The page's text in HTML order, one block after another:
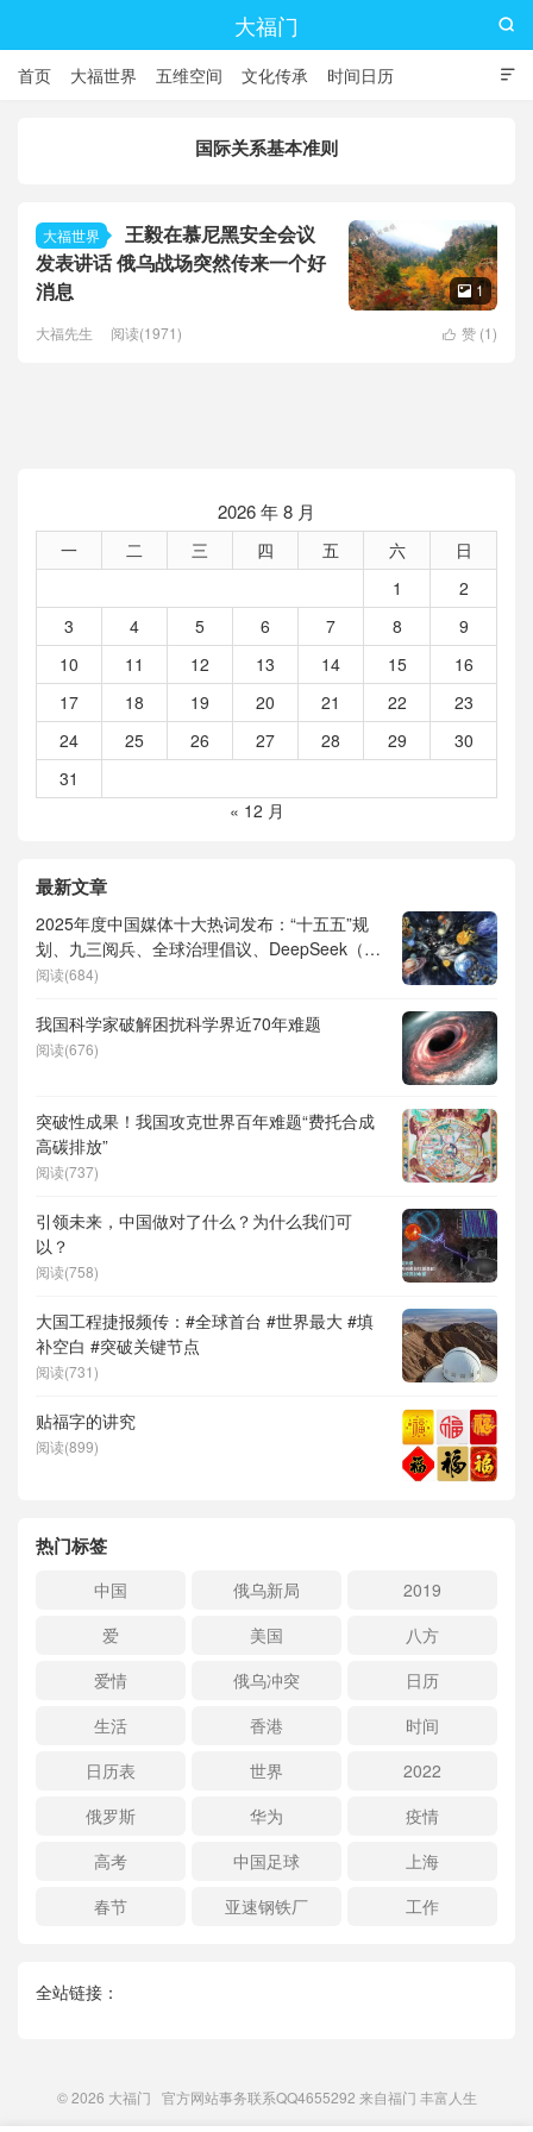
大福门

首页 大福世界 五维空间 文化传承 时间日历

国际关系基本准则
大福世界
王毅在慕尼黑安全会议
发表讲话 俄乌战场突然传来一个好
消息
 1
 赞 (1)
大福先生 阅读(1971)
2026 年 8 月
一 二 三 四 五 六
日
1
2
3
4 5 6 7 8
9
10
11 12 13 14 15
16
17
18 19 20 21 22
23
24
25 26 27 28 29
30
31
« 12 月
最新文章
2025年度中国媒体十大热词发布：“十五五”规
划、九三阅兵、全球治理倡议、DeepSeek（深
度求索）、人形机器人、苏超、票根经济、育
阅读(684)
我国科学家破解困扰科学界近70年难题
阅读(676)
突破性成果！我国攻克世界百年难题“费托合成
高碳排放”
阅读(737)
引领未来，中国做对了什么？为什么我们可
以？
阅读(758)
大国工程捷报频传：#全球首台 #世界最大 #填
补空白 #突破关键节点
阅读(731)
贴福字的讲究
阅读(899)
热门标签
中国 俄乌新局
2019
爱
美国
八方
爱情
俄乌冲突
日历
生活
香港
时间
日历表
世界
2022
俄罗斯
华为
疫情
高考
中国足球
上海
春节
亚速钢铁厂 工作
全站链接：
© 2026 大福门 官方网站事务联系QQ4655292 来自福门 丰富人生